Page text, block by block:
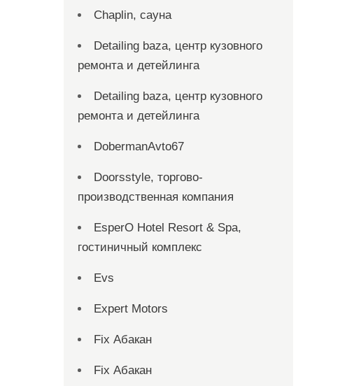
Chaplin, сауна
Detailing baza, центр кузовного
ремонта и детейлинга
Detailing baza, центр кузовного
ремонта и детейлинга
DobermanAvto67
Doorsstyle, торгово-
производственная компания
EsperO Hotel Resort & Spa,
гостиничный комплекс
Evs
Expert Motors
Fix Абакан
Fix Абакан